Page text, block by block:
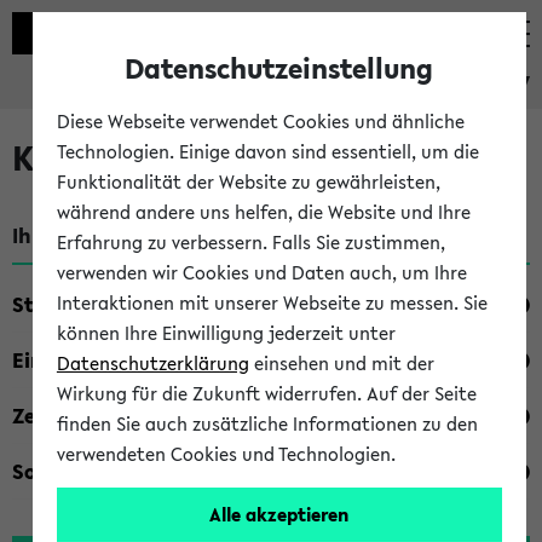
eKVV
Kombisuche im eKVV
Ihre Suchkriterien:
Studienfach
Einrichtung
Zeiten
Sonstiges
Datenschutzeinstellung
Diese Webseite verwendet Cookies und ähnliche
Technologien. Einige davon sind essentiell, um die
Funktionalität der Website zu gewährleisten,
während andere uns helfen, die Website und Ihre
Erfahrung zu verbessern. Falls Sie zustimmen,
verwenden wir Cookies und Daten auch, um Ihre
Interaktionen mit unserer Webseite zu messen. Sie
können Ihre Einwilligung jederzeit unter
Datenschutzerklärung einsehen und mit der
Wirkung für die Zukunft widerrufen. Auf der Seite
finden Sie auch zusätzliche Informationen zu den
verwendeten Cookies und Technologien.
Alle akzeptieren